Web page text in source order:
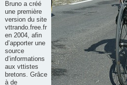
Bruno a créé
une première
version du site
vttrando.free.fr
en 2004, afin
d’apporter une
source
d’informations
aux vttistes
bretons. Grâce
à de